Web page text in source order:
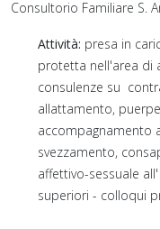
Consultorio Familiare S.
Attività: presa in
protetta nell'area di
consulenze su
allattamento,
accompagnamento
svezzamento,
affettivo-sessuale
superiori - colloqui